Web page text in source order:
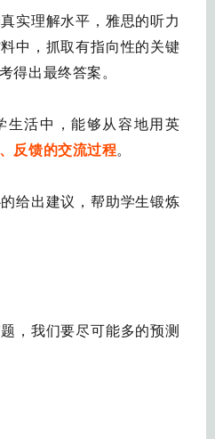
实理解水平，雅思的听力
中，抓取有指向性的关键
得出最终答案。
生活中，能够从容地用英
反馈的交流过程。
给出建议，帮助学生锻炼
，我们要尽可能多的预测